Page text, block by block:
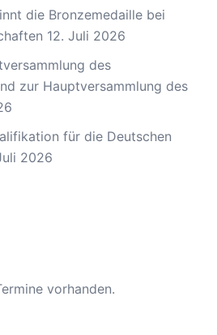
die Bronzemedaille bei
12. Juli 2026
des
zur Hauptversammlung des
für die Deutschen
2026
vorhanden.